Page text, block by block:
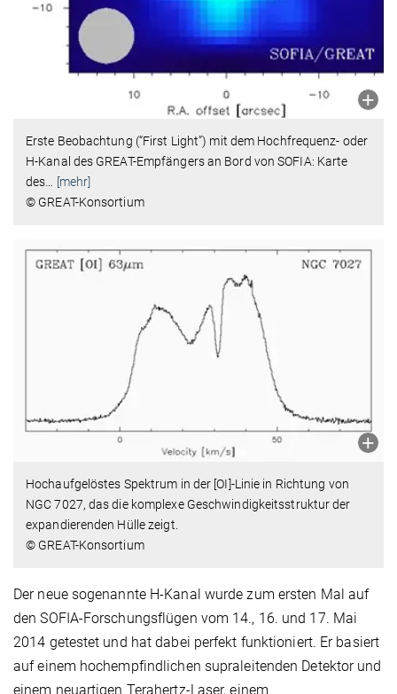
Erste Beobachtung (“First Light”) mit dem Hochfrequenz- oder
H-Kanal des GREAT-Empfängers an Bord von SOFIA: Karte
des
[mehr]
© GREAT-Konsortium
Hochaufgelöstes Spektrum in der [OI]-Linie in Richtung von
NGC 7027, das die komplexe Geschwindigkeitsstruktur der
expandierenden Hülle zeigt.
© GREAT-Konsortium
Der neue sogenannte H-Kanal wurde zum ersten Mal auf
den SOFIA-Forschungsflügen vom 14., 16. und 17. Mai
2014 getestet und hat dabei perfekt funktioniert. Er basiert
auf einem hochempfindlichen supraleitenden Detektor und
einem neuartigen Terahertz-Laser, einem